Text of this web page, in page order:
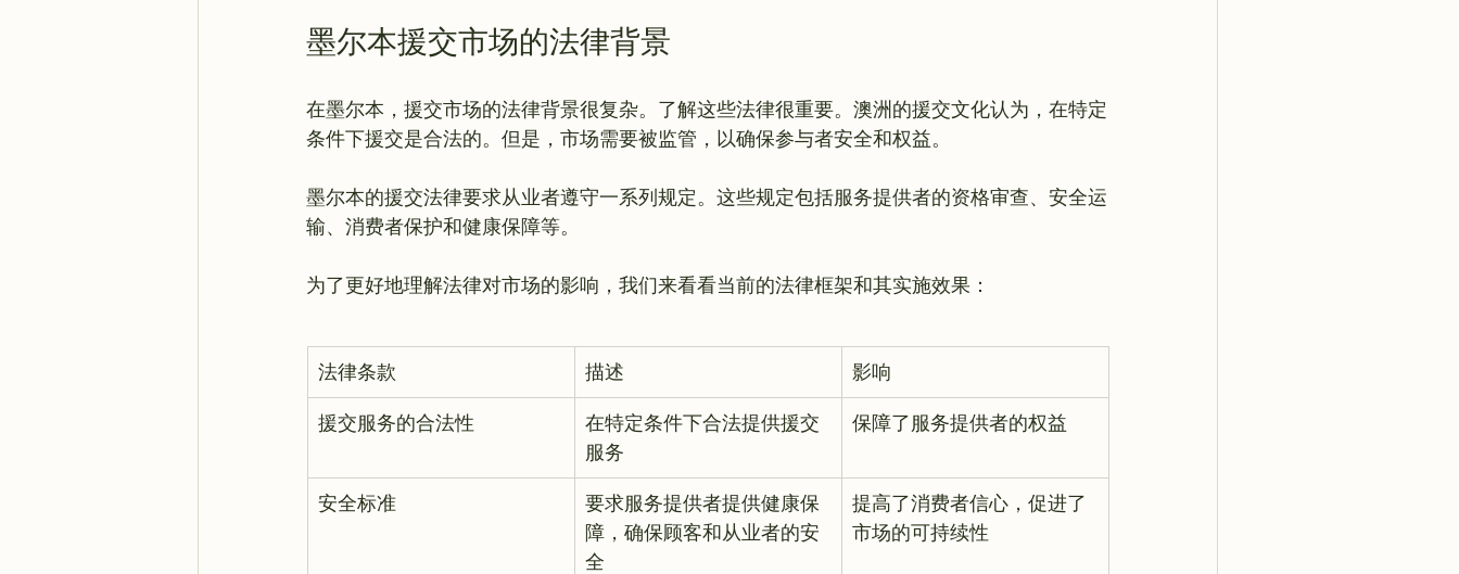
墨尔本援交市场的法律背景
在墨尔本，援交市场的法律背景很复杂。了解这些法律很重要。澳洲的援交文化认为，在特定
条件下援交是合法的。但是，市场需要被监管，以确保参与者安全和权益。
墨尔本的援交法律要求从业者遵守一系列规定。这些规定包括服务提供者的资格审查、安全运
输、消费者保护和健康保障等。
法律条款 描述 影响
援交服务的合法性
在特定条件下合法提供援交
服务
保障了服务提供者的权益
安全标准
要求服务提供者提供健康保
障，确保顾客和从业者的安
全
提高了消费者信心，促进了
市场的可持续性